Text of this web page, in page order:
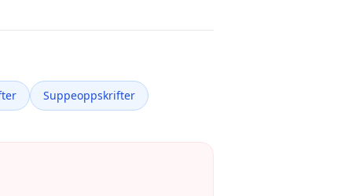
Suppeoppskrifter